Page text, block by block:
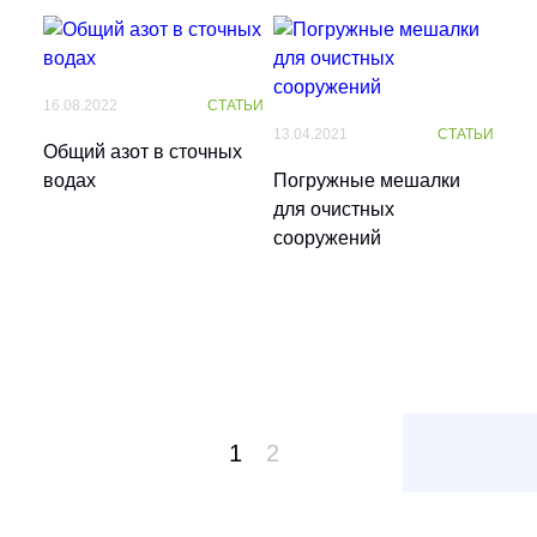
16.08.2022 СТАТЬИ
Общий азот в сточных
водах
13.04.2021 СТАТЬИ
Погружные мешалки
для очистных
сооружений
1 2
Подписаться